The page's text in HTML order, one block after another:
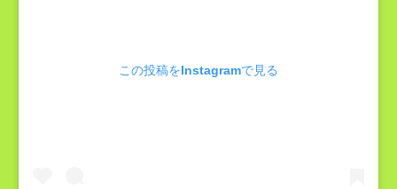
この投稿をInstagramで見る